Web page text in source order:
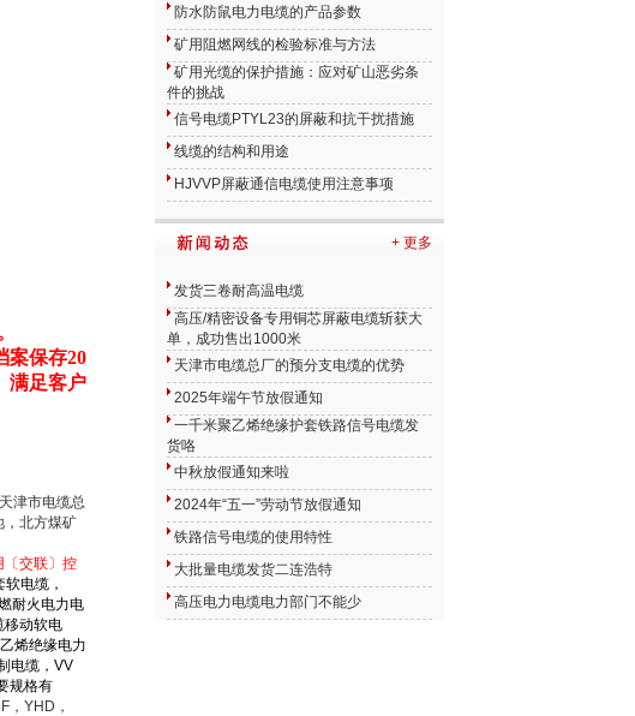
保存20年。
足客户要求。
津市电缆总
，北方煤矿
〔交联〕控
电缆，
耐火电力电
移动软电
烯绝缘电力
电缆，VV
规格有
，YHD，
防水防鼠电力电缆的产品参数
矿用阻燃网线的检验标准与方法
矿用光缆的保护措施：应对矿山恶劣条
件的挑战
信号电缆PTYL23的屏蔽和抗干扰措施
线缆的结构和用途
HJVVP屏蔽通信电缆使用注意事项
+ 更多
发货三卷耐高温电缆
高压/精密设备专用铜芯屏蔽电缆斩获大
单，成功售出1000米
天津市电缆总厂的预分支电缆的优势
2025年端午节放假通知
一千米聚乙烯绝缘护套铁路信号电缆发
货咯
中秋放假通知来啦
2024年“五一”劳动节放假通知
铁路信号电缆的使用特性
大批量电缆发货二连浩特
高压电力电缆电力部门不能少